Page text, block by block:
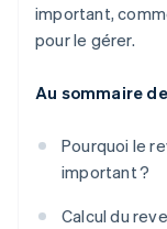
important,
pour le gérer.
Au sommaire
Pourquoi le
important ?
Calcul du